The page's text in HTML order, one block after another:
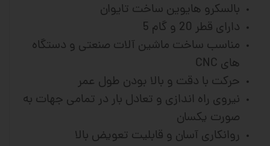
بالسکرو هایوین ساخت تایوان
دارای قطر 20 و گام 5
مناسب ساخت ماشین آلات صنعتی و دستگاه
های CNC
حرکت با دقت و بالا بودن طول عمر
نیروی راه اندازی و تعادل بار در تمامی جهات به
صورت یکسان
روانکاری آسان و قابلیت تعویض بالا